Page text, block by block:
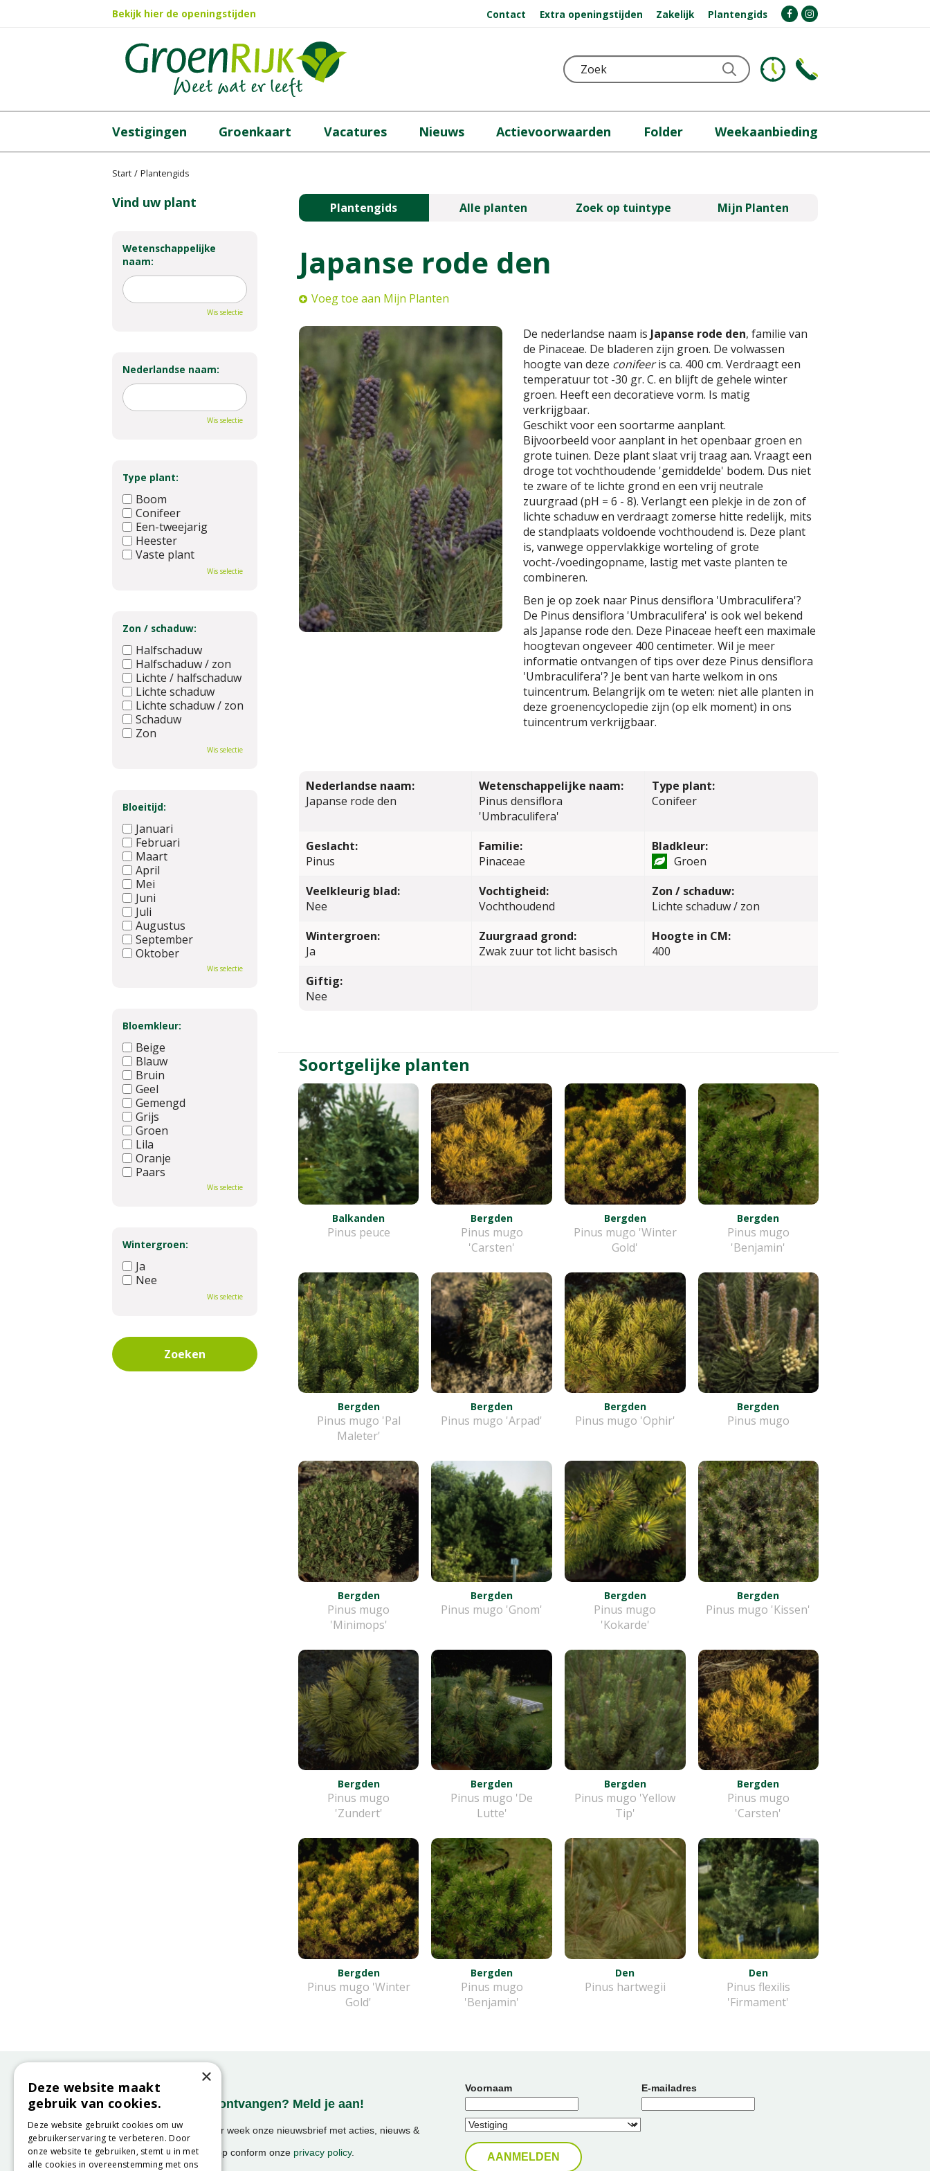
Start Plantengids
Bekijk hier de openingstijden Contact Extra openingstijden Zakelijk Plantengids
Vestigingen Groenkaart Vacatures Nieuws Actievoorwaarden Folder Weekaanbieding
Plantengids Alle planten Zoek op tuintype Mijn Planten
Japanse rode den
Voeg toe aan Mijn Planten
De nederlandse naam is Japanse rode den, familie van
de Pinaceae. De bladeren zijn groen. De volwassen
hoogte van deze conifeeris ca. 400 cm. Verdraagt een
temperatuur tot -30 gr. C. en blijft de gehele winter
groen. Heeft een decoratieve vorm. Is matig
verkrijgbaar.
Geschikt voor een soortarme aanplant.
Bijvoorbeeld voor aanplant in het openbaar groen en
grote tuinen. Deze plant slaat vrij traag aan. Vraagt een
droge tot vochthoudende 'gemiddelde' bodem. Dus niet
te zware of te lichte grond en een vrij neutrale
zuurgraad (pH = 6 - 8). Verlangt een plekje in de zon of
lichte schaduw en verdraagt zomerse hitte redelijk, mits
de standplaats voldoende vochthoudend is. Deze plant
is, vanwege oppervlakkige worteling of grote
vocht-/voedingopname, lastig met vaste planten te
combineren.
Ben je op zoek naar Pinus densiflora 'Umbraculifera'?
De Pinus densiflora 'Umbraculifera' is ook wel bekend
als Japanse rode den. Deze Pinaceae heeft een maximale
hoogtevan ongeveer 400 centimeter. Wil je meer
informatie ontvangen of tips over deze Pinus densiflora
'Umbraculifera'? Je bent van harte welkom in ons
tuincentrum. Belangrijk om te weten: niet alle planten in
deze groenencyclopedie zijn (op elk moment) in ons
tuincentrum verkrijgbaar.
Nederlandse naam:
Japanse rode den
Wetenschappelijke naam:
Pinus densiflora
'Umbraculifera'
Type plant:
Conifeer
Geslacht:
Pinus
Familie:
Pinaceae
Bladkleur:
Groen
Veelkleurig blad:
Nee
Vochtigheid:
Vochthoudend
Zon / schaduw:
Lichte schaduw / zon
Wintergroen:
Ja
Zuurgraad grond:
Zwak zuur tot licht basisch
Hoogte in CM:
400
Giftig:
Nee
Soortgelijke planten
Balkanden
Pinus peuce
Bergden
Pinus mugo
'Carsten'
Bergden
Pinus mugo 'Winter
Gold'
Bergden
Pinus mugo
'Benjamin'
Bergden
Pinus mugo 'Pal
Maleter'
Bergden
Pinus mugo 'Arpad'
Bergden
Pinus mugo 'Ophir'
Bergden
Pinus mugo
Bergden
Pinus mugo
'Minimops'
Bergden
Pinus mugo 'Gnom'
Bergden
Pinus mugo
'Kokarde'
Bergden
Pinus mugo 'Kissen'
Bergden
Pinus mugo
'Zundert'
Bergden
Pinus mugo 'De
Lutte'
Bergden
Pinus mugo 'Yellow
Tip'
Bergden
Pinus mugo
'Carsten'
Bergden
Pinus mugo 'Winter
Gold'
Bergden
Pinus mugo
'Benjamin'
Den
Pinus hartwegii
Den
Pinus flexilis
'Firmament'
Vind uw plant
Wetenschappelijke
naam:
Wis selectie
Nederlandse naam:
Wis selectie
Type plant:
Boom
Conifeer
Een-tweejarig
Heester
Vaste plant
Wis selectie
Zon / schaduw:
Halfschaduw
Halfschaduw / zon
Lichte / halfschaduw
Lichte schaduw
Lichte schaduw / zon
Schaduw
Zon
Wis selectie
Bloeitijd:
Januari
Februari
Maart
April
Mei
Juni
Juli
Augustus
September
Oktober
Wis selectie
Bloemkleur:
Beige
Blauw
Bruin
Geel
Gemengd
Grijs
Groen
Lila
Oranje
Paars
Wis selectie
Wintergroen:
Ja
Nee
Wis selectie
Onze nieuwsbrief ontvangen? Meld je aan!
Ontvang ongeveer 1x per week onze nieuwsbrief met acties, nieuws &
activiteiten!
We slaan uw gegevens op conform onze privacy policy.
Voornaam E-mailadres
×
Deze website maakt
gebruik van cookies.
Deze website gebruikt cookies om uw
gebruikerservaring te verbeteren. Door
onze website te gebruiken, stemt u in met
alle cookies in overeenstemming met ons